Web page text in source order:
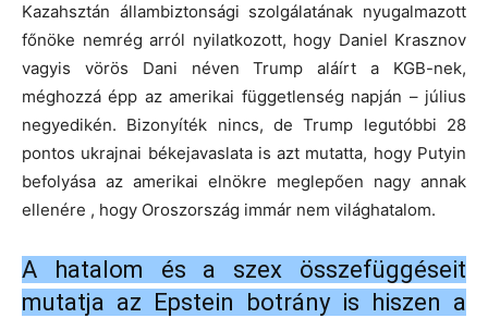
Kazahsztán állambiztonsági szolgálatának nyugalmazott
főnöke nemrég arról nyilatkozott, hogy Daniel Krasznov
vagyis vörös Dani néven Trump aláírt a KGB-nek,
méghozzá épp az amerikai függetlenség napján – július
negyedikén. Bizonyíték nincs, de Trump legutóbbi 28
pontos ukrajnai békejavaslata is azt mutatta, hogy Putyin
befolyása az amerikai elnökre meglepően nagy annak
ellenére , hogy Oroszország immár nem világhatalom.
A hatalom és a szex összefüggéseit
mutatja az Epstein botrány is hiszen a